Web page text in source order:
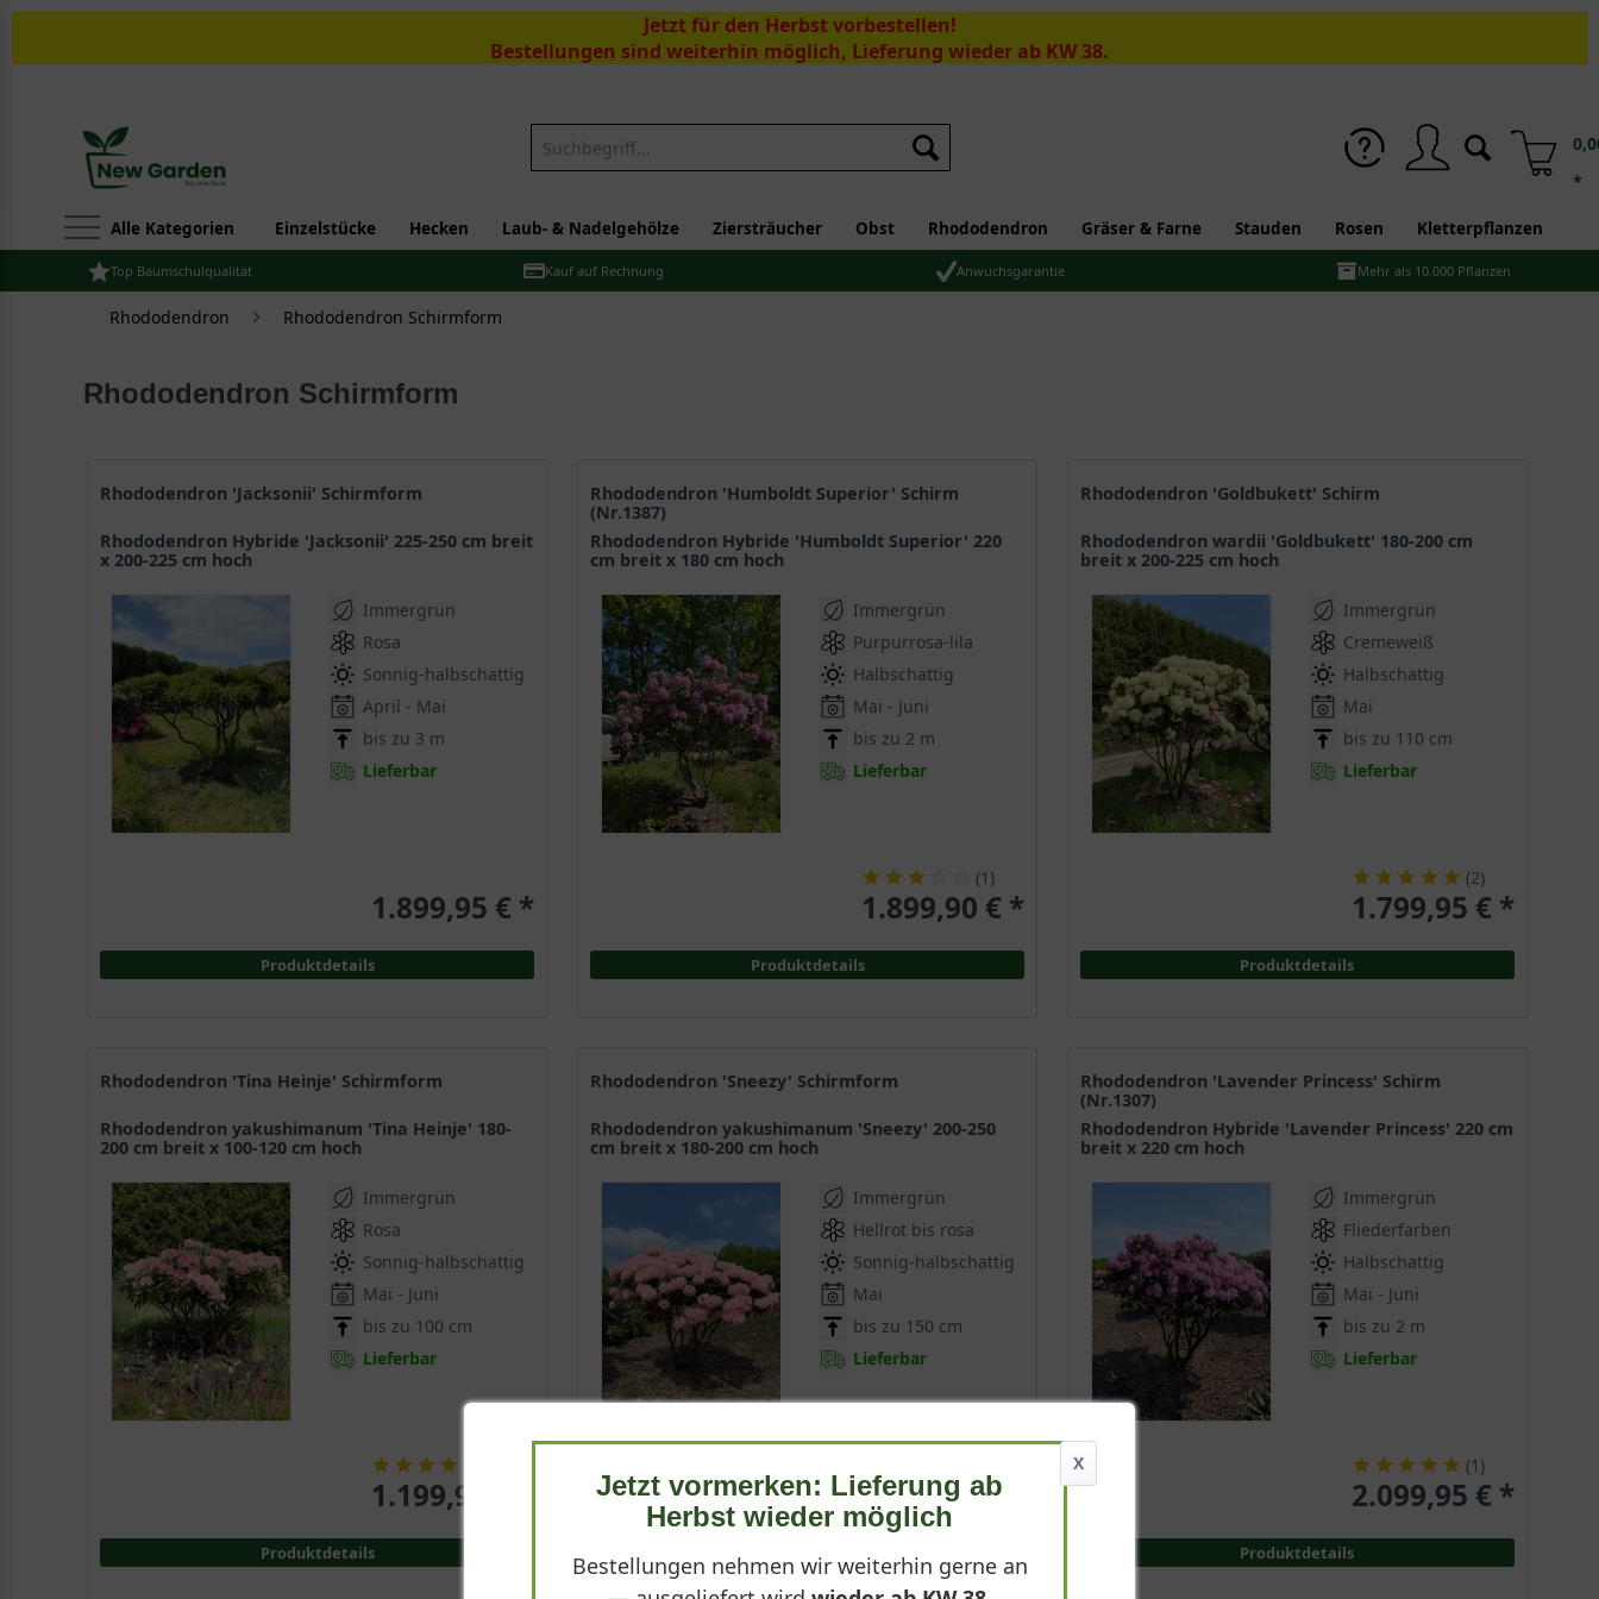
Jetzt für den Herbst vorbestellen!
Bestellungen sind weiterhin möglich, Lieferung wieder ab KW 38.
Suchen
*
Alle Kategorien Einzelstücke Hecken Laub- & Nadelgehölze Ziersträucher Obst Rhododendron Gräser & Farne Stauden Rosen Kletterpflanzen
Top Baumschulqualität Kauf auf Rechnung Anwuchsgarantie Mehr als 10.000 Pflanzen
Rhododendron Rhododendron Schirmform
Rhododendron Schirmform
Rhododendron 'Goldbukett' Schirm
Rhododendron wardii 'Goldbukett' 180-200 cm
breit x 200-225 cm hoch
Immergrün
Cremeweiß
Halbschattig
Mai
bis zu 110 cm
Lieferbar
(2)
1.799,95 € *
Produktdetails
Rhododendron 'Humboldt Superior' Schirm
(Nr.1387)
Rhododendron Hybride 'Humboldt Superior' 220
cm breit x 180 cm hoch
Immergrün
Purpurrosa-lila
Halbschattig
Mai - Juni
bis zu 2 m
Lieferbar
(1 )
1.899,90 € *
Produktdetails
Rhododendron 'Jacksonii' Schirmform
Rhododendron Hybride 'Jacksonii' 225-250 cm breit
x 200-225 cm hoch
Immergrün
Rosa
Sonnig-halbschattig
April - Mai
bis zu 3 m
Lieferbar
1.899,95 € *
Produktdetails
Rhododendron 'Lavender Princess' Schirm
(Nr.1307)
Rhododendron Hybride 'Lavender Princess' 220 cm
breit x 220 cm hoch
Immergrün
Fliederfarben
Halbschattig
Mai - Juni
bis zu 2 m
Lieferbar
(1 )
2.099,95 € *
Produktdetails
Rhododendron 'Sneezy' Schirmform
Rhododendron yakushimanum 'Sneezy' 200-250
cm breit x 180-200 cm hoch
Immergrün
Hellrot bis rosa
Sonnig-halbschattig
Mai
bis zu 150 cm
Lieferbar
1.799,90 € *
Produktdetails
Rhododendron 'Tina Heinje' Schirmform
Rhododendron yakushimanum 'Tina Heinje' 180-
200 cm breit x 100-120 cm hoch
Immergrün
Rosa
Sonnig-halbschattig
Mai - Juni
bis zu 100 cm
Lieferbar
1.199,95 € *
Produktdetails
X
Jetzt vormerken: Lieferung ab
Herbst wieder möglich
Bestellungen nehmen wir weiterhin gerne an